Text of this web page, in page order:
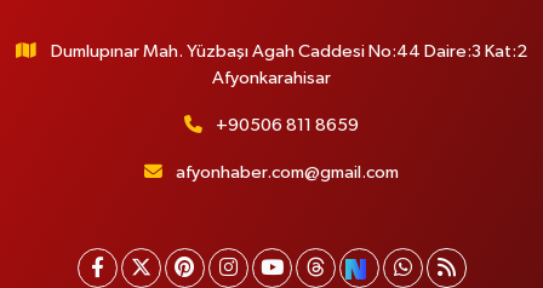
Dumlupınar Mah. Yüzbaşı Agah Caddesi No:44 Daire:3 Kat:2
Afyonkarahisar
+90506 811 8659
afyonhaber.com@gmail.com